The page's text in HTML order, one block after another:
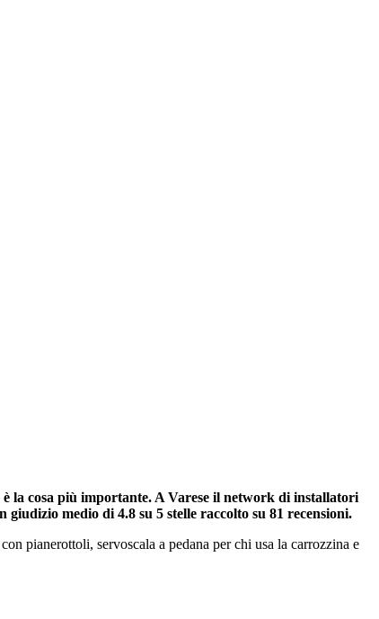
è la cosa più importante. A Varese il network di installatori
medio di 4.8 su 5 stelle raccolto su 81 recensioni.
pianerottoli, servoscala a pedana per chi usa la carrozzina e